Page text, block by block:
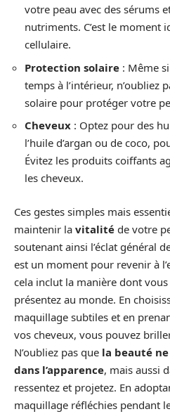
votre peau avec des sérums
nutriments. C’est le moment
cellulaire.
Protection solaire : Même
temps à l’intérieur, n’oubliez
solaire pour protéger votre
Cheveux : Optez pour des
l’huile d’argan ou de coco,
Évitez les produits coiffants
les cheveux.
Ces gestes simples mais
maintenir la vitalité de votre
soutenant ainsi l’éclat général
est un moment pour revenir à
cela inclut la manière dont
présentez au monde. En
maquillage subtiles et en
vos cheveux, vous pouvez
N’oubliez pas que la beauté
dans l’apparence, mais aussi
ressentez et projetez. En
maquillage réfléchies pendant